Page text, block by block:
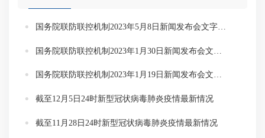
国务院联防联控机制2023年1月19日新闻发布会文字实录
截至12月5日24时新型冠状病毒肺炎疫情最新情况
截至11月28日24时新型冠状病毒肺炎疫情最新情况